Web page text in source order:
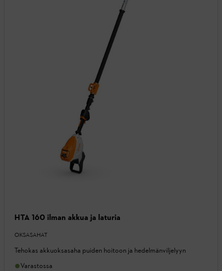
HTA 160 ilman akkua ja laturia
OKSASAHAT
Tehokas akkuoksasaha puiden hoitoon ja hedelmänviljelyyn
Varastossa